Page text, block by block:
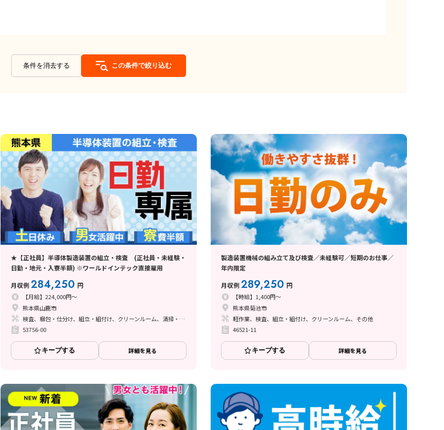
条件を消去する この条件で絞り込む
★【正社員】半導体製造装置の組立・検査 (正社員・未経験・
日勤・地元・入寮半額) ※ワールドインテック直接雇用
月収例284,250 円
【月給】224,000円～
熊本県山鹿市
検査、梱包・仕分け、組立・組付け、クリーンルーム、清掃・洗浄、立ち作業
53756-00
キープする 詳細を見る
製造装置機械の組み立て及び検査／未経験可／短期のお仕事／
年内限定
月収例289,250 円
【時給】1,400円～
熊本県菊池市
軽作業、検査、組立・組付け、クリーンルーム、その他
46521-11
キープする 詳細を見る